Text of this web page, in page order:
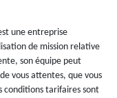
une entreprise
de mission relative
son équipe peut
vous attentes, que vous
conditions tarifaires sont